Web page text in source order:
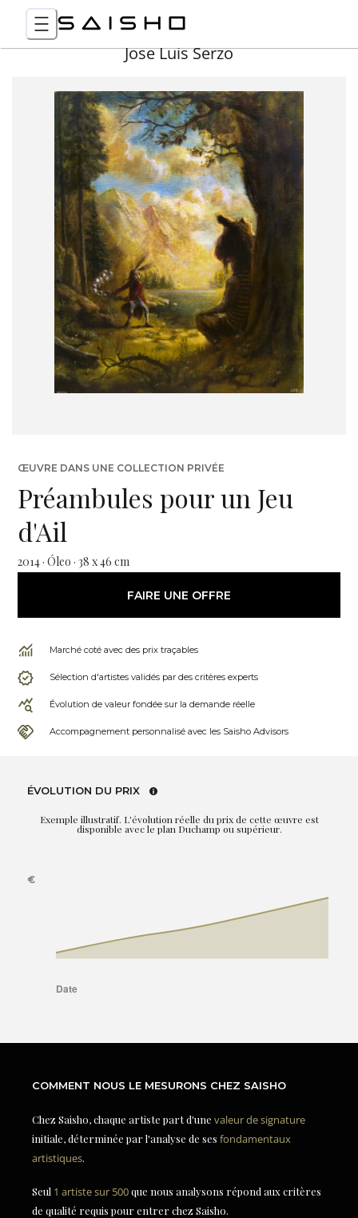
Jose Luis Serzo
ŒUVRE DANS UNE COLLECTION PRIVÉE
Préambules pour un Jeu
d'Ail
2014 · Óleo · 38 x 46 cm
FAIRE UNE OFFRE
Marché coté avec des prix traçables
Sélection d'artistes validés par des critères experts
Évolution de valeur fondée sur la demande réelle
Accompagnement personnalisé avec les Saisho Advisors
ÉVOLUTION DU PRIX
Exemple illustratif. L'évolution réelle du prix de cette œuvre est
disponible avec le plan Duchamp ou supérieur.
COMMENT NOUS LE MESURONS CHEZ SAISHO
Chez Saisho, chaque artiste part d'une valeur de signature
initiale, déterminée par l'analyse de ses fondamentaux
artistiques.
Seul 1 artiste sur 500que nous analysons répond aux critères
de qualité requis pour entrer chez Saisho.